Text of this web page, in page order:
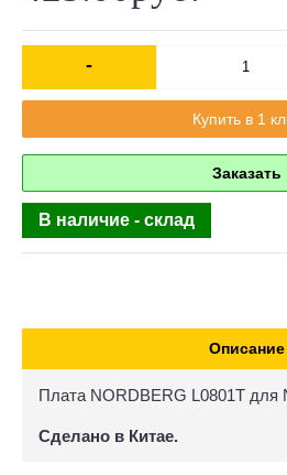
-
Купить в 1
Заказать
В наличие - склад
Описание
Плата NORDBERG L0801T для
Сделано в Китае.